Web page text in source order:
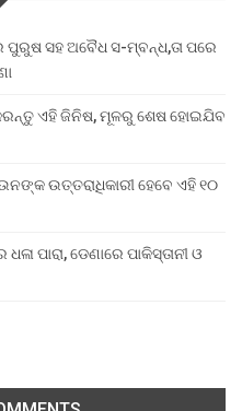
ପୁରୁଷ ସହ ଅବୈଧ ସ-ମ୍ବନ୍ଧ,ତା ପରେ
ଏହି ଜିନିଷ, ମୂଳରୁ ଶେଷ ହୋଇଯିବ
ଉତ୍ତରାଧିକାରୀ ହେବେ ଏହି ୧୦
ପାରା, ଡେଣାରେ ପାକିସ୍ତାନୀ ଓ